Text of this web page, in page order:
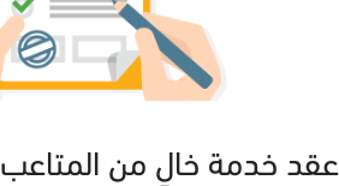
عقد خدمة خالٍ من المتاعب